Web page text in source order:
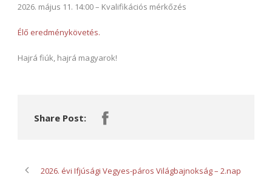
2026. május 11. 14:00 – Kvalifikációs mérkőzés
Élő eredménykövetés.
Hajrá fiúk, hajrá magyarok!
Share Post:
2026. évi Ifjúsági Vegyes-páros Világbajnokság – 2.nap